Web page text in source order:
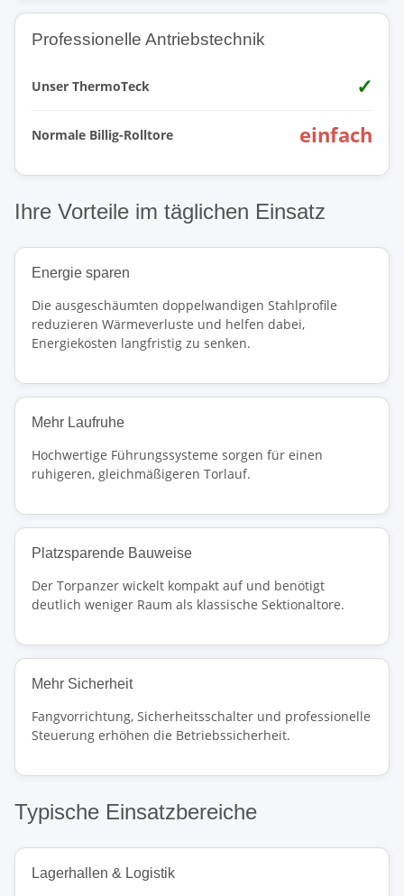
Professionelle Antriebstechnik
Unser ThermoTeck ✓
Normale Billig-Rolltore einfach
Ihre Vorteile im täglichen Einsatz
Energie sparen
Die ausgeschäumten doppelwandigen Stahlprofile
reduzieren Wärmeverluste und helfen dabei,
Energiekosten langfristig zu senken.
Mehr Laufruhe
Hochwertige Führungssysteme sorgen für einen
ruhigeren, gleichmäßigeren Torlauf.
Platzsparende Bauweise
Der Torpanzer wickelt kompakt auf und benötigt
deutlich weniger Raum als klassische Sektionaltore.
Mehr Sicherheit
Fangvorrichtung, Sicherheitsschalter und professionelle
Steuerung erhöhen die Betriebssicherheit.
Typische Einsatzbereiche
Lagerhallen & Logistik